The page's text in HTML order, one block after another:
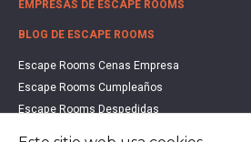
EMPRESAS DE ESCAPE ROOMS
BLOG DE ESCAPE ROOMS
Escape Rooms Cenas Empresa
Escape Rooms Cumpleaños
Escape Rooms Despedidas